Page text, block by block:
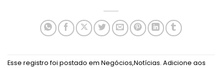
Esse registro foi postado em Negócios,Notícias. Adicione aos